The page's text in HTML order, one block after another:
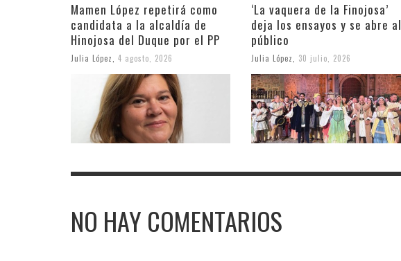
Mamen López repetirá como
candidata a la alcaldía de
Hinojosa del Duque por el PP
Julia López 4 agosto, 2026
‘La vaquera de la Finojosa’
deja los ensayos y se abre al
público
Julia López 30 julio, 2026
NO HAY COMENTARIOS